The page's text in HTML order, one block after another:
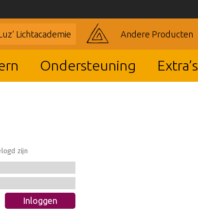
Lichtacademie Andere Producten
Ondersteuning Extra’s
zijn